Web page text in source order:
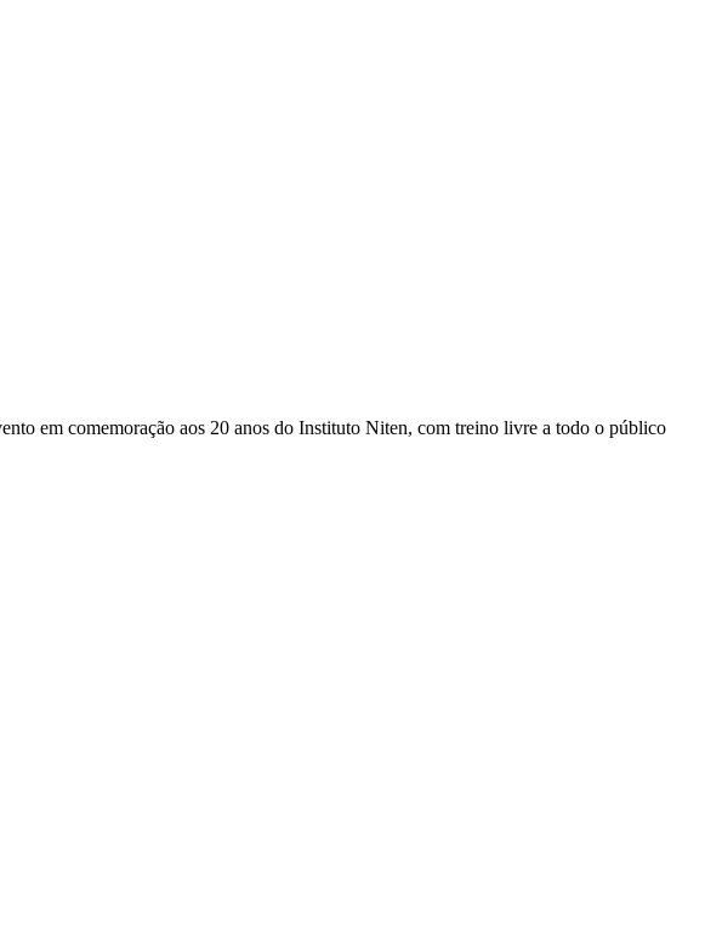
em comemoração aos 20 anos do Instituto Niten, com treino livre a todo o público